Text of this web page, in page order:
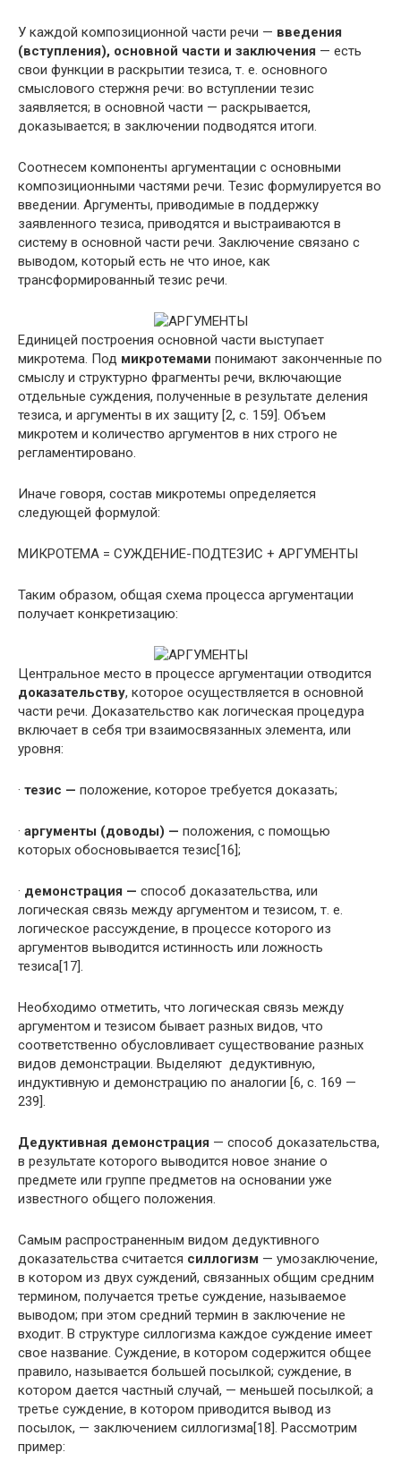
У каждой композиционной части речи — введения
(вступления), основной части и заключения — есть
свои функции в раскрытии тезиса, т. е. основного
смыслового стержня речи: во вступлении тезис
заявляется; в основной части — раскрывается,
доказывается; в заключении подводятся итоги.
Соотнесем компоненты аргументации с основными
композиционными частями речи. Тезис формулируется во
введении. Аргументы, приводимые в поддержку
заявленного тезиса, приводятся и выстраиваются в
систему в основной части речи. Заключение связано с
выводом, который есть не что иное, как
трансформированный тезис речи.
Единицей построения основной части выступает
микротема. Под микротемами понимают законченные по
смыслу и структурно фрагменты речи, включающие
отдельные суждения, полученные в результате деления
тезиса, и аргументы в их защиту [2, с. 159]. Объем
микротем и количество аргументов в них строго не
регламентировано.
Иначе говоря, состав микротемы определяется
следующей формулой:
МИКРОТЕМА = СУЖДЕНИЕ-ПОДТЕЗИС + АРГУМЕНТЫ
Таким образом, общая схема процесса аргументации
получает конкретизацию:
Центральное место в процессе аргументации отводится
доказательству, которое осуществляется в основной
части речи. Доказательство как логическая процедура
включает в себя три взаимосвязанных элемента, или
уровня:
· тезис — положение, которое требуется доказать;
· аргументы (доводы) — положения, с помощью
которых обосновывается тезис[16];
· демонстрация — способ доказательства, или
логическая связь между аргументом и тезисом, т. е.
логическое рассуждение, в процессе которого из
аргументов выводится истинность или ложность
тезиса[17].
Необходимо отметить, что логическая связь между
аргументом и тезисом бывает разных видов, что
соответственно обусловливает существование разных
видов демонстрации. Выделяют дедуктивную,
индуктивную и демонстрацию по аналогии [6, с. 169 —
239].
Дедуктивная демонстрация — способ доказательства,
в результате которого выводится новое знание о
предмете или группе предметов на основании уже
известного общего положения.
Самым распространенным видом дедуктивного
доказательства считается силлогизм — умозаключение,
в котором из двух суждений, связанных общим средним
термином, получается третье суждение, называемое
выводом; при этом средний термин в заключение не
входит. В структуре силлогизма каждое суждение имеет
свое название. Суждение, в котором содержится общее
правило, называется большей посылкой; суждение, в
котором дается частный случай, — меньшей посылкой; а
третье суждение, в котором приводится вывод из
посылок, — заключением силлогизма[18]. Рассмотрим
пример: